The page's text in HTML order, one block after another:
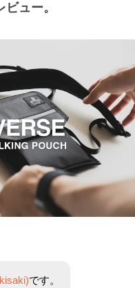
ュー。
です。